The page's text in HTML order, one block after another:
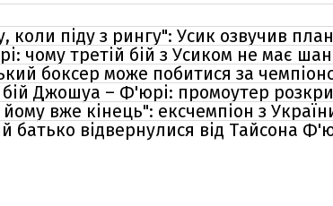
коли піду з рингу": Усик озвучив
чому третій бій з Усиком не має
боксер може побитися за
бій Джошуа – Ф'юрі: промоутер
вже кінець": ексчемпіон з
батько відвернулися від Тайсона